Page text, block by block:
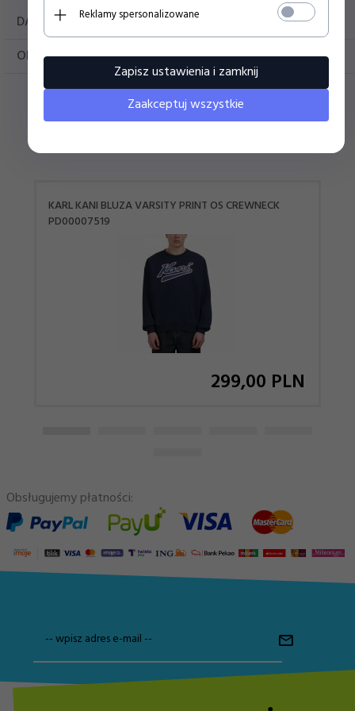
DANE TECHNICZNE
OPINIE KLIENTÓW
KARL KANI BLUZA VARSITY PRINT OS CREWNECK
PD00007519
299,00 PLN
Obsługujemy płatności:
-- wpisz adres e-mail --
Reklamy spersonalizowane
Zapisz ustawienia i zamknij
Zaakceptuj wszystkie